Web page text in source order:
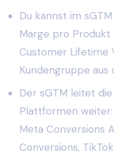
Du kannst im
Marge pro Produkt
Customer Lifetime
Kundengruppe aus
Der sGTM leitet
Plattformen
Meta Conversions
Conversions,